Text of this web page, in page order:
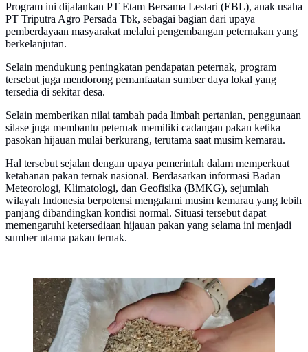
Program ini dijalankan PT Etam Bersama Lestari (EBL), anak usaha
PT Triputra Agro Persada Tbk, sebagai bagian dari upaya
pemberdayaan masyarakat melalui pengembangan peternakan yang
berkelanjutan.
Selain mendukung peningkatan pendapatan peternak, program
tersebut juga mendorong pemanfaatan sumber daya lokal yang
tersedia di sekitar desa.
Selain memberikan nilai tambah pada limbah pertanian, penggunaan
silase juga membantu peternak memiliki cadangan pakan ketika
pasokan hijauan mulai berkurang, terutama saat musim kemarau.
Hal tersebut sejalan dengan upaya pemerintah dalam memperkuat
ketahanan pakan ternak nasional. Berdasarkan informasi Badan
Meteorologi, Klimatologi, dan Geofisika (BMKG), sejumlah
wilayah Indonesia berpotensi mengalami musim kemarau yang lebih
panjang dibandingkan kondisi normal. Situasi tersebut dapat
memengaruhi ketersediaan hijauan pakan yang selama ini menjadi
sumber utama pakan ternak.
Tongkol jagung yang selama ini kerap menjadi limbah
pascapanen di Desa Tepian Terap, Kecamatan
Sangkulirang, Kabupaten Kutai Timur, kini
dimanfaatkan menjadi silase atau pakan fermentasi bagi
ternak kambing.